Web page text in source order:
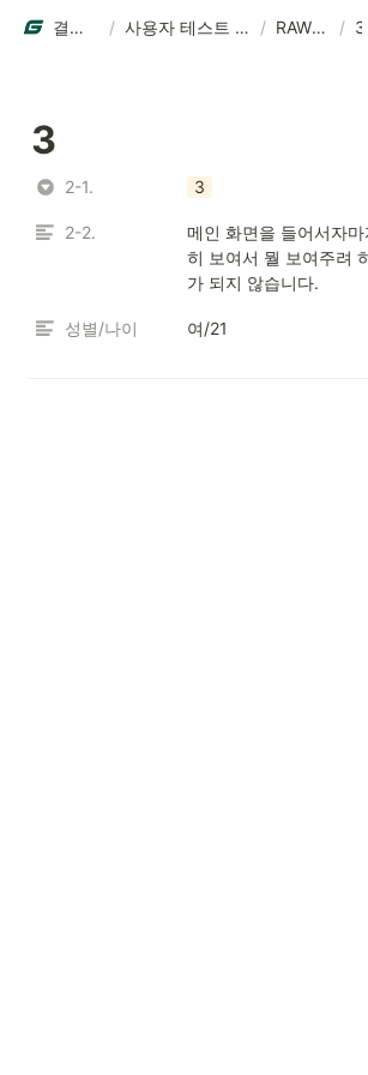
결과물 예시 / 사용자 테스트 결과물 예시 / RAW DATA /
3
2-1. 3
2-2.
메인 화면을 들어서자
히 보여서 뭘 보여주려
가 되지 않습니다.
성별/나이 여/21